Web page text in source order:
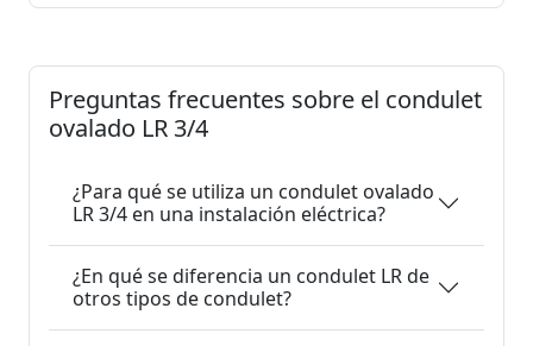
Preguntas frecuentes sobre el condulet
ovalado LR 3/4
¿Para qué se utiliza un condulet ovalado
LR 3/4 en una instalación eléctrica?
¿En qué se diferencia un condulet LR de
otros tipos de condulet?